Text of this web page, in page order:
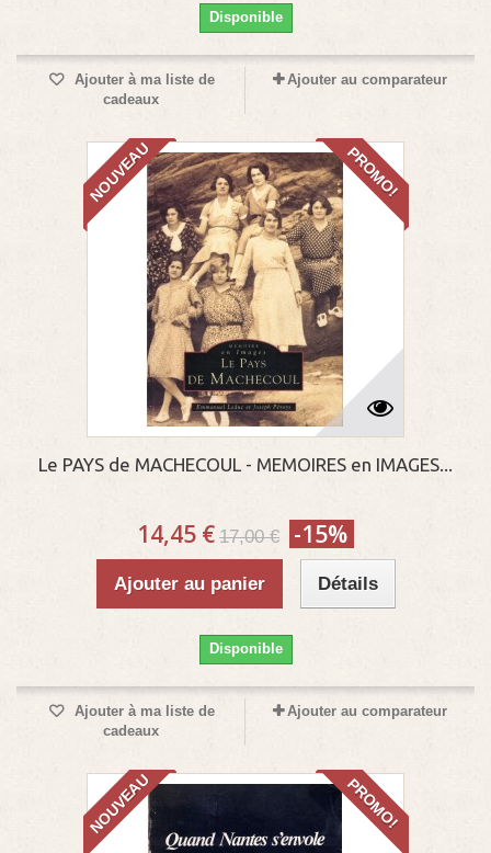
Disponible
Ajouter à ma liste de
cadeaux
Ajouter au comparateur
NOUVEAU PROMO!
Le PAYS de MACHECOUL - MEMOIRES en IMAGES...
14,45 € 17,00 € -15%
Ajouter au panier Détails
Disponible
Ajouter à ma liste de
cadeaux
Ajouter au comparateur
NOUVEAU PROMO!